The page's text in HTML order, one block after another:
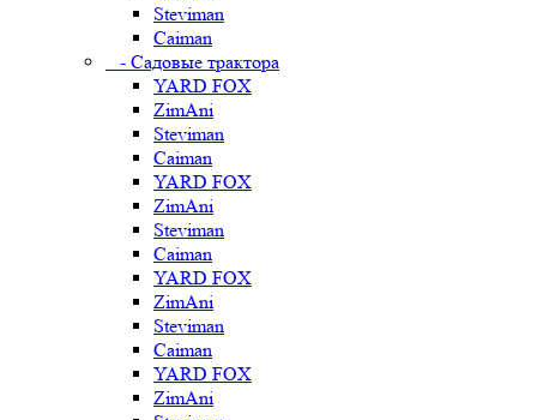
Steviman
Caiman
- Садовые трактора
YARD FOX
ZimAni
Steviman
Caiman
YARD FOX
ZimAni
Steviman
Caiman
YARD FOX
ZimAni
Steviman
Caiman
YARD FOX
ZimAni